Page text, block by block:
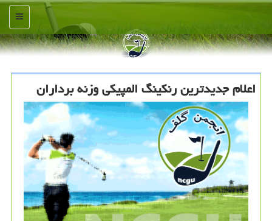
منو
اعلام جدیدترین رنكینگ المپیكی وزنه برداران